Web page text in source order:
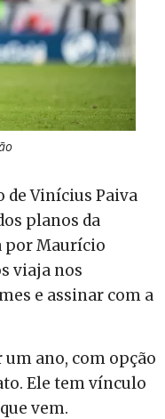
de Vinícius Paiva
planos da
por Maurício
viaja nos
e assinar com a
ano, com opção
Ele tem vínculo
vem.